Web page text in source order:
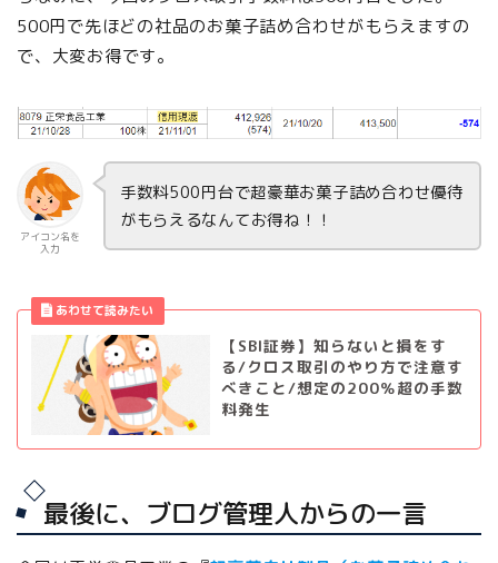
500円で先ほどの社品のお菓子詰め合わせがもらえますの
で、大変お得です。
アイコン名を
入力
手数料500円台で超豪華お菓子詰め合わせ優待
がもらえるなんてお得ね！！
【SBI証券】知らないと損をす
る/クロス取引のやり方で注意す
べきこと/想定の200％超の手数
料発生
最後に、ブログ管理人からの一言